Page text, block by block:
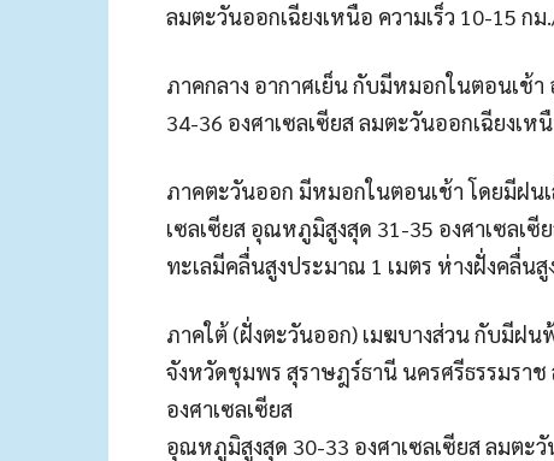
ลมตะวันออกเฉียงเหนือ ความเร็ว 10-15 กม
ภาคกลาง อากาศเย็น กับมีหมอกในตอนเช้
34-36 องศาเซลเซียส ลมตะวันออกเฉียงเห
ภาคตะวันออก มีหมอกในตอนเช้า โดยมีฝ
เซลเซียส อุณหภูมิสูงสุด 31-35 องศาเซลเซี
ทะเลมีคลื่นสูงประมาณ 1 เมตร ห่างฝั่งคลื่นสู
ภาคใต้ (ฝั่งตะวันออก) เมฆบางส่วน กับมีฝ
จังหวัดชุมพร สุราษฎร์ธานี นครศรีธรรมรา
องศาเซลเซียส
อุณหภูมิสูงสุด 30-33 องศาเซลเซียส ลมตะ